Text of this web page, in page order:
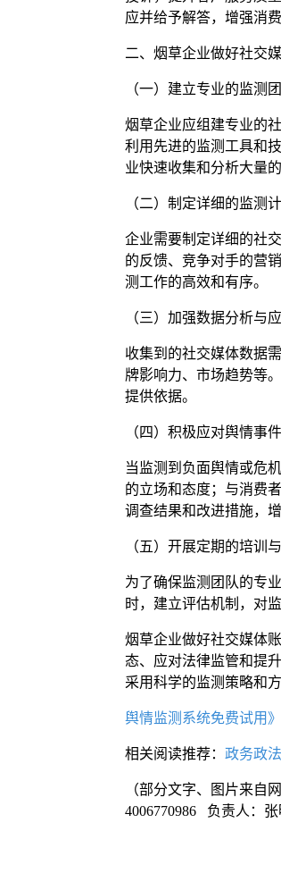
应并给予解答，增强消
二、烟草企业做好社交
（一）建立专业的监测
烟草企业应组建专业的
利用先进的监测工具和
业快速收集和分析大量
（二）制定详细的监测
企业需要制定详细的社
的反馈、竞争对手的营
测工作的高效和有序。
（三）加强数据分析与
收集到的社交媒体数据
牌影响力、市场趋势等
提供依据。
（四）积极应对舆情事件
当监测到负面舆情或危
的立场和态度；与消费
调查结果和改进措施，
（五）开展定期的培训
为了确保监测团队的专
时，建立评估机制，对
烟草企业做好社交媒体
态、应对法律监管和提
采用科学的监测策略和
舆情监测系统免费试用》
相关阅读推荐： 政务政
（部分文字、图片来自
4006770986 负责人：张